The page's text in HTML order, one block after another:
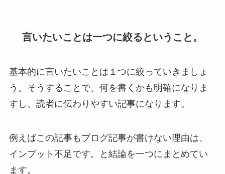
言いたいことは一つに絞るということ。
基本的に言いたいことは１つに絞っていきましょ
う。そうすることで、何を書くかも明確になりま
すし、読者に伝わりやすい記事になります。
例えばこの記事もブログ記事が書けない理由は、
インプット不足です。と結論を一つにまとめてい
ます。